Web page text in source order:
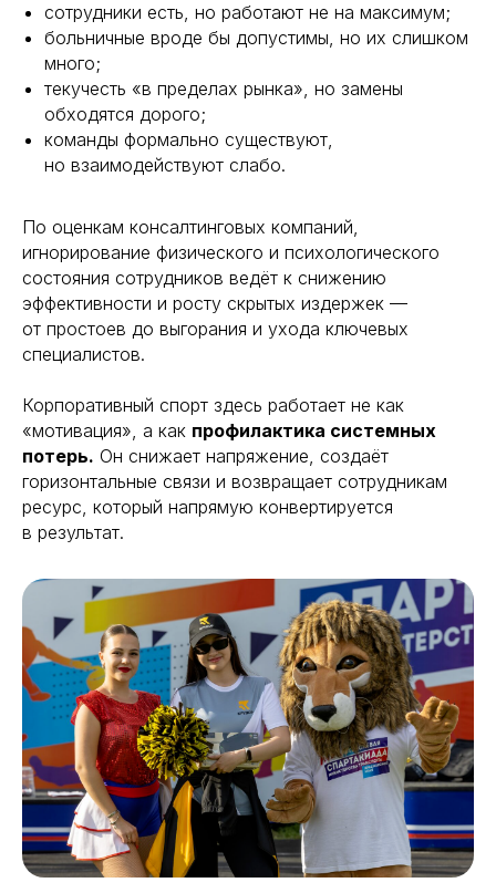
сотрудники есть, но работают не на максимум;
больничные вроде бы допустимы, но их слишком
много;
текучесть «в пределах рынка», но замены
обходятся дорого;
команды формально существуют,
но взаимодействуют слабо.
По оценкам консалтинговых компаний,
игнорирование физического и психологического
состояния сотрудников ведёт к снижению
эффективности и росту скрытых издержек —
от простоев до выгорания и ухода ключевых
специалистов.
Корпоративный спорт здесь работает не как
«мотивация», а как профилактика системных
потерь. Он снижает напряжение, создаёт
горизонтальные связи и возвращает сотрудникам
ресурс, который напрямую конвертируется
в результат.